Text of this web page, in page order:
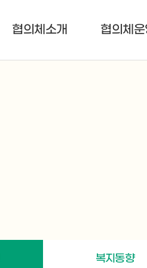
협의체소개 협의체
복지동향